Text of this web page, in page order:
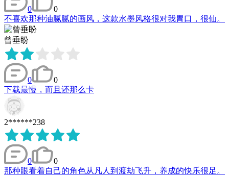
0
0
不喜欢那种油腻腻的画风，这款水墨风格很对我胃口，很仙。
曾垂盼
0
0
下载最慢，而且还那么卡
2******238
0
0
那种眼看着自己的角色从凡人到渡劫飞升，养成的快乐很足。